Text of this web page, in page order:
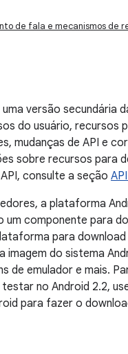
de fala e mecanismos de
uma versão secundária
do usuário, recursos
mudanças de API e
sobre recursos para
consulte a seção
a plataforma
um componente para
para download
imagem do sistema
de emulador e mais.
no Android 2.2,
para fazer o